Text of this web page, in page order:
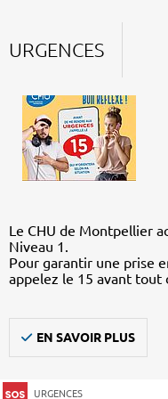
URGENCES
Le CHU de Montpellier
Niveau 1.
Pour garantir une prise
appelez le 15 avant tout
EN SAVOIR PLUS
URGENCES